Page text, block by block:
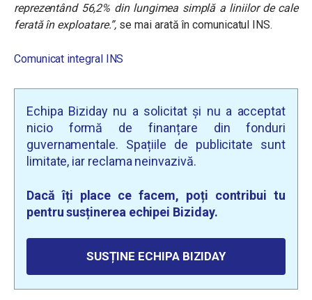
reprezentând 56,2% din lungimea simplă a liniilor de cale
ferată în exploatare.”, se mai arată în comunicatul INS.
Comunicat integral INS
Echipa Biziday nu a solicitat și nu a acceptat
nicio formă de finanțare din fonduri
guvernamentale. Spațiile de publicitate sunt
limitate, iar reclama neinvazivă.
Dacă îți place ce facem, poți contribui tu
pentru susținerea echipei Biziday.
SUSȚINE ECHIPA BIZIDAY